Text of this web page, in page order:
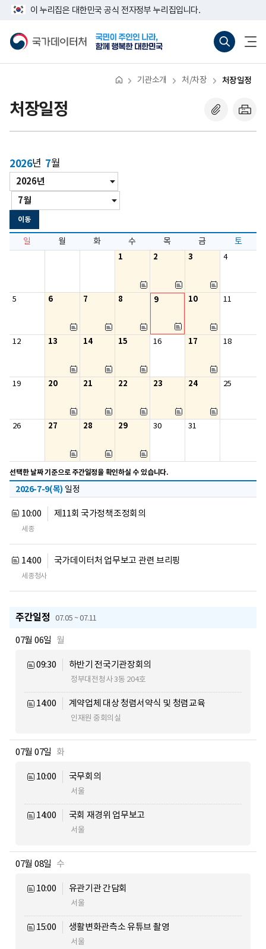
뛰
이 누리집은 대한민국 공식 전자정부 누리집입니다.
터
바
(새
기)
열
기관소개 처/차장 처장일정
처장일정
2026년 7월
년/
월
년
도
월
이동
일 월 화 수 목 금
토
1
2 3 4
5 6 7 8 9 10 11
12 13 14 15 16 17 18
19 20 21 22 23 24 25
26 27 28 29 30 31
선택한 날짜 기준으로 주간일정을 확인하실 수 있습니다.
2026-7-9(목) 일정
10:00 제11회 국가정책조정회의
세종
14:00 국가데이터처 업무보고 관련 브리핑
세종청사
주간일정 07.05 ~ 07.11
07월 06일 월
09:30 하반기 전국기관장회의
정부대전청사 3동 204호
14:00 계약업체 대상 청렴서약식 및 청렴교육
인재원 중회의실
07월 07일 화
10:00 국무회의
서울
14:00 국회 재경위 업무보고
서울
07월 08일 수
10:00 유관기관 간담회
서울
15:00 생활변화관측소 유튜브 촬영
서울